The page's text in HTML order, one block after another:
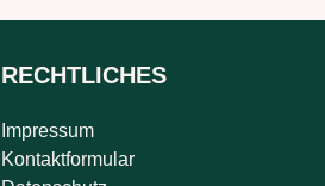
RECHTLICHES
Impressum
Kontaktformular